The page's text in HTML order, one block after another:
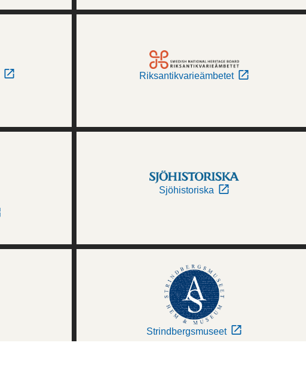
Riksantikvarieämbetet
Sjöhistoriska
Strindbergsmuseet